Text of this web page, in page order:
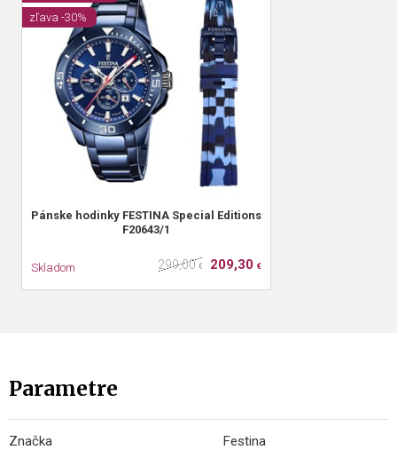
Pánske hodinky FESTINA Special Editions
F20643/1
zľava -30%
Skladom 299,00 € 209,30 €
Parametre
Značka
Festina